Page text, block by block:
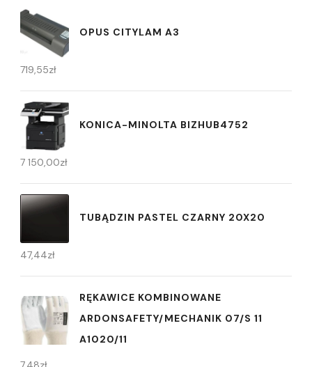
OPUS CITYLAM A3
719,55zł
KONICA-MINOLTA BIZHUB4752
7 150,00zł
TUBĄDZIN PASTEL CZARNY 20X20
47,44zł
RĘKAWICE KOMBINOWANE
ARDONSAFETY/MECHANIK 07/S 11
A1020/11